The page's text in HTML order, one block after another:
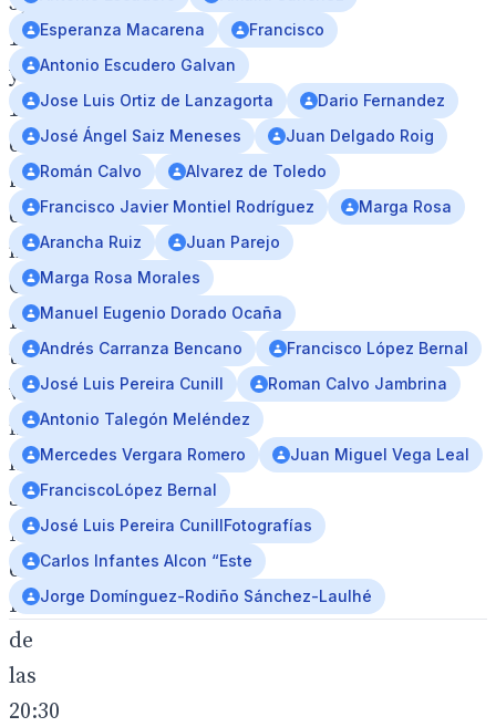
12
y
19
de
febrero
en
nuestra
Casa
Hermandad
una
vez
finalizada
la
Santa
Misa
de
Hermandad
de
las
20:30
Esperanza Macarena
Francisco
Antonio Escudero Galvan
Jose Luis Ortiz de Lanzagorta
Dario Fernandez
José Ángel Saiz Meneses
Juan Delgado Roig
Román Calvo
Alvarez de Toledo
Francisco Javier Montiel Rodríguez
Marga Rosa
Arancha Ruiz
Juan Parejo
Marga Rosa Morales
Manuel Eugenio Dorado Ocaña
Andrés Carranza Bencano
Francisco López Bernal
José Luis Pereira Cunill
Roman Calvo Jambrina
Antonio Talegón Meléndez
Mercedes Vergara Romero
Juan Miguel Vega Leal
FranciscoLópez Bernal
José Luis Pereira CunillFotografías
Carlos Infantes Alcon “Este
Jorge Domínguez-Rodiño Sánchez-Laulhé